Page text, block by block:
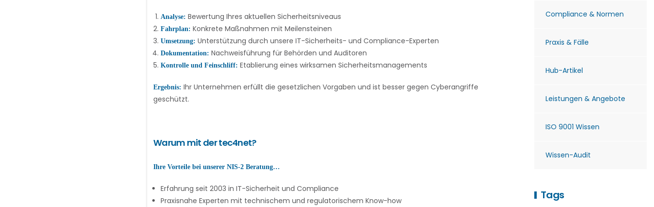
Analyse: Bewertung Ihres aktuellen Sicherheitsniveaus
Fahrplan: Konkrete Maßnahmen mit Meilensteinen
Umsetzung: Unterstützung durch unsere IT-Sicherheits- und Compliance-Experten
Dokumentation: Nachweisführung für Behörden und Auditoren
Kontrolle und Feinschliff: Etablierung eines wirksamen Sicherheitsmanagements
Ergebnis: Ihr Unternehmen erfüllt die gesetzlichen Vorgaben und ist besser gegen Cyberangriffe
geschützt.
Warum mit der tec4net?
Ihre Vorteile bei unserer NIS-2 Beratung…
Erfahrung seit 2003 in IT-Sicherheit und Compliance
Praxisnahe Experten mit technischem und regulatorischem Know-how
Compliance & Normen
Praxis & Fälle
Hub-Artikel
Leistungen & Angebote
ISO 9001 Wissen
Wissen-Audit
Tags